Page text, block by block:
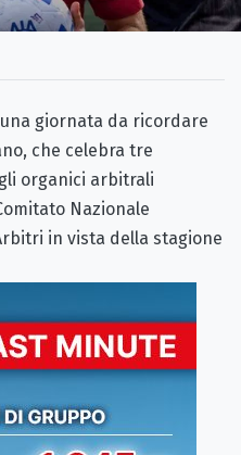
una giornata da ricordare
che celebra tre
organici arbitrali
Nazionale
in vista della stagione